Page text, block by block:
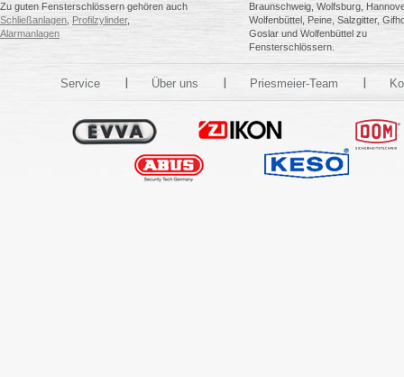
Zu guten Fensterschlössern gehören auch
Schließanlagen Profilzylinder,
Alarmanlagen
Braunschweig, Wolfsburg,
Wolfenbüttel, Peine, Salzgitter,
Goslar und Wolfenbüttel zu
Fensterschlössern.
Service Über uns Priesmeier-Team